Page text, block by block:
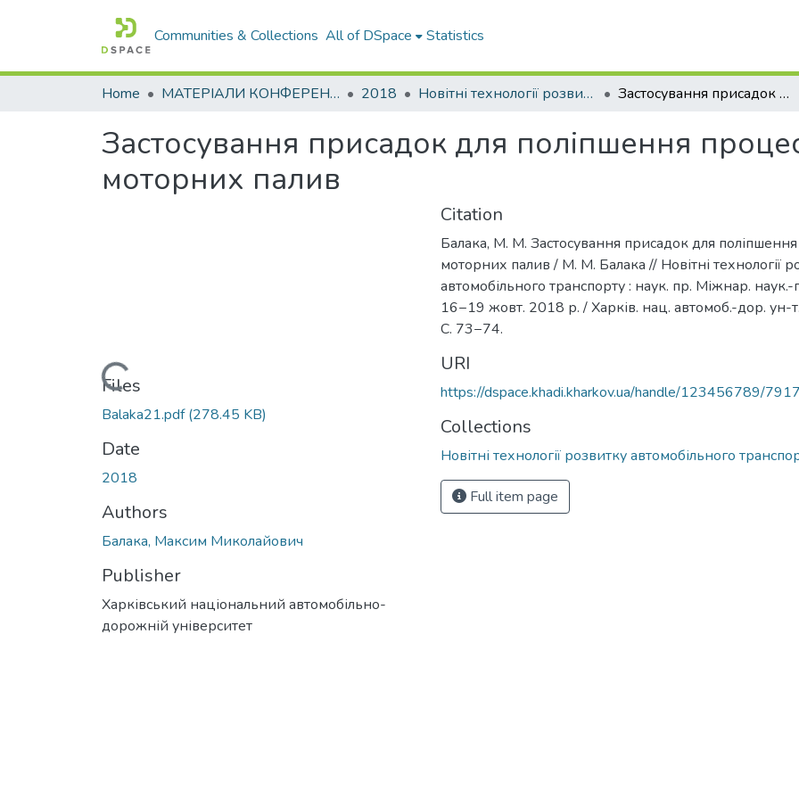
Communities & Collections All of DSpace Statistics
Home МАТЕРІАЛИ КОНФЕРЕНЦІЙ 2018 Новітні технології розвитку автомобільного транспорту Застосування присадок для поліпшення процесу згоряння моторних палив
Застосування присадок для поліпшення
моторних палив
Loading...
Files
Balaka21.pdf(278.45 KB)
Date
2018
Authors
Балака, Максим Миколайович
Publisher
Харківський національний автомобільно-
дорожній університет
Citation
Балака, М. М. Застосування присадок для
моторних палив / М. М. Балака // Новітні технології
автомобільного транспорту : наук. пр. Міжнар.
16−19 жовт. 2018 р. / Харків. нац. автомоб.-дор. ун-
С. 73−74.
URI
https://dspace.khadi.kharkov.ua/handle/123456789/
Collections
Новітні технології розвитку автомобільного
Full item page